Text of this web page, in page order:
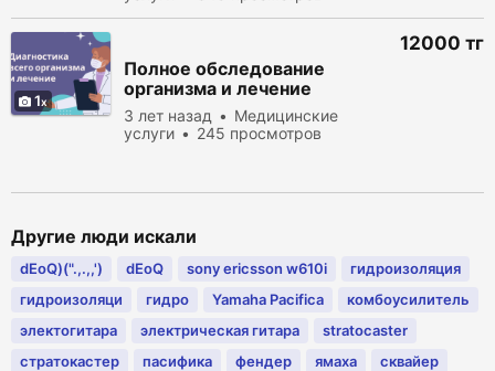
1
Полное обследование
организма и лечение
3 лет назад
Медицинские
услуги
245 просмотров
12000 тг
Другие люди искали
dEoQ)(".,.,,') dEoQ sony ericsson w610i
гидроизоляция
гидроизоляци
гидро Yamaha Pacifica
комбоусилитель
электогитара
электрическая гитара
stratocaster
стратокастер
пасифика фендер ямаха
сквайер